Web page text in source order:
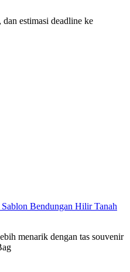
estimasi deadline ke
Bendungan Hilir Tanah
menarik dengan tas souvenir